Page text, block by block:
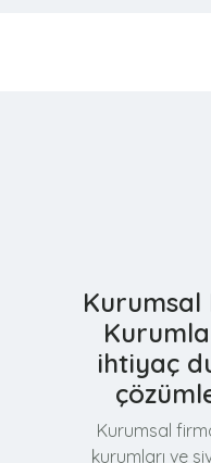
ihtiyaç
Kurumsal
kurumları ve